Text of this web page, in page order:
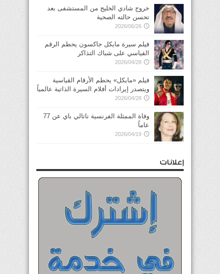
خروج شادي الخليج من المستشفى بعد
تحسن حالته الصحية
2026/06/26
فيلم سيرة مايكل جاكسون يحطم الرقم
القياسي على شباك التذاكر
2026/04/28
فيلم «مايكل» يحطم الأرقام القياسية
ويتصدر إيرادات أفلام السيرة الذاتية عالمياً
2026/04/28
وفاة الممثلة الفرنسية ناتالي باي عن 77
عاماً
2026/04/19
إعلانات